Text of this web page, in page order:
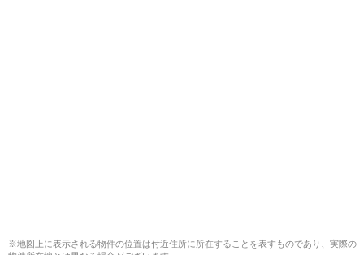
※地図上に表示される物件の位置は付近住所に所在することを表すものであり、実際の